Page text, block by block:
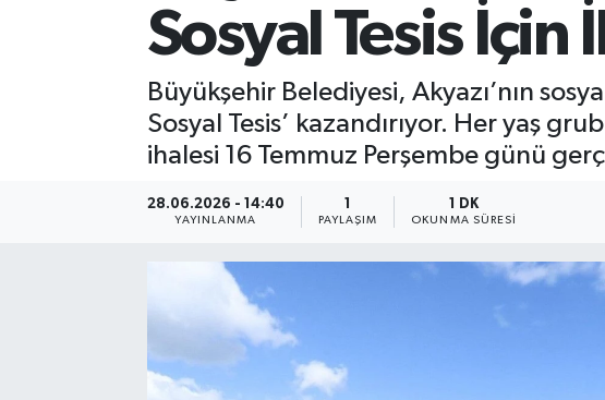
Sosyal Tesis İçin
Büyükşehir Belediyesi, Akyazı’nın
Sosyal Tesis’ kazandırıyor. Her yaş
ihalesi 16 Temmuz Perşembe günü
28.06.2026 - 14:40
YAYINLANMA
1
PAYLAŞIM
1 DK
OKUNMA SÜRESI